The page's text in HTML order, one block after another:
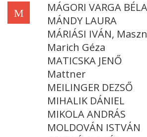
M
MÁGORI VARGA BÉLA
MÁNDY LAURA
MÁRIÁSI IVÁN,
Marich Géza
MATICSKA JENŐ
Mattner
MEILINGER DEZSŐ
MIHALIK DÁNIEL
MIKOLA ANDRÁS
MOLDOVÁN ISTVÁN